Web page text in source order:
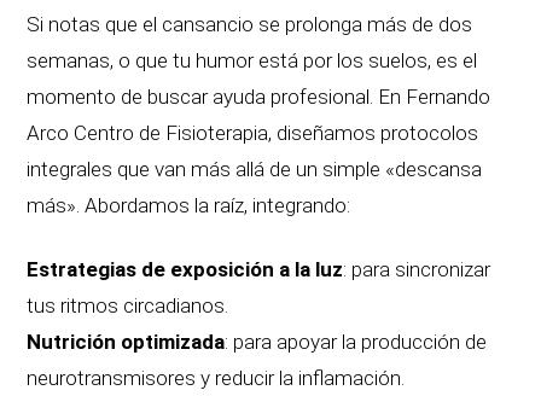
Si notas que el cansancio se prolonga más de dos
semanas, o que tu humor está por los suelos, es el
momento de buscar ayuda profesional. En Fernando
Arco Centro de Fisioterapia, diseñamos protocolos
integrales que van más allá de un simple «descansa
más». Abordamos la raíz, integrando:
Estrategias de exposición a la luz: para sincronizar
tus ritmos circadianos.
Nutrición optimizada: para apoyar la producción de
neurotransmisores y reducir la inflamación.